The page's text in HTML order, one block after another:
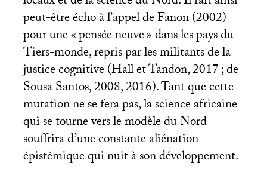
peut-être écho à l’appel de Fanon (2002)
pour une «pensée neuve» dans les pays du
Tiers-monde, repris par les militants de la
justice cognitive (Hall et Tandon, 2017; de
Sousa Santos, 2008, 2016). Tant que cette
mutation ne se fera pas, la science africaine
qui se tourne vers le modèle du Nord
souffrira d’une constante aliénation
épistémique qui nuit à son développement.